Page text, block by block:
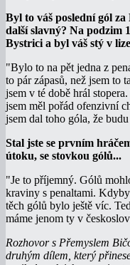
Byl to váš poslední gól
další slavný? Na podzim
Bystrici a byl váš stý v
"Bylo to na pět jedna z
to pár zápasů, než jsem to
jsem v té době hrál
jsem měl pořád ofenzivní
jsem dal toho góla, že
Stal jste se prvním
útoku, se stovkou gólů...
"Je to příjemný. Gólů
kraviny s penaltami.
těch gólů bylo ještě víc.
máme jenom ty v
Rozhovor s Přemyslem
druhým dílem, který